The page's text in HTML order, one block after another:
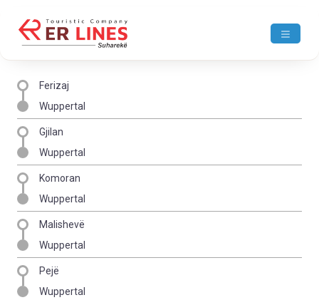
Ferizaj
Wuppertal
Gjilan
Wuppertal
Komoran
Wuppertal
Malishevë
Wuppertal
Pejë
Wuppertal